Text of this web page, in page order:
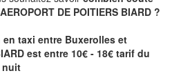
AEROPORT DE POITIERS BIARD ?
en taxi entre Buxerolles et
est entre 10€ - 18€ tarif du
nuit